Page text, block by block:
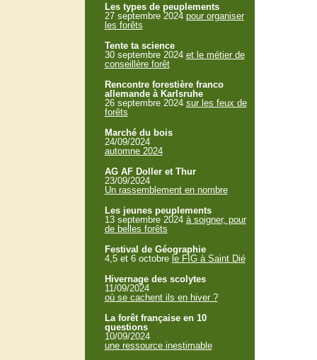
Les types de peuplements
27 septembre 2024 pour organiser
les forêts
Tente ta science
30 septembre 2024 et le métier de
conseillère forêt
Rencontre forestière franco
allemande à Karlsruhe
26 septembre 2024 sur les feux de
forêts
Marché du bois
24/09/2024
automne 2024
AG AF Doller et Thur
23/09/2024
Un rassemblement en nombre
Les jeunes peuplements
13 septembre 2024 à soigner, pour
de belles forêts
Festival de Géographie
4,5 et 6 octobre le FIG à Saint Dié
Hivernage des scolytes
11/09/2024
où se cachent ils en hiver ?
La forêt française en 10
questions
10/09/2024
une ressource inestimable